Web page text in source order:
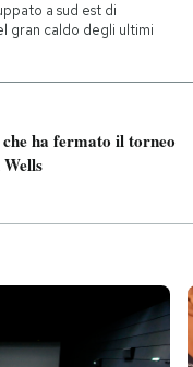
a sud est di
gran caldo degli ultimi
ha fermato il torneo